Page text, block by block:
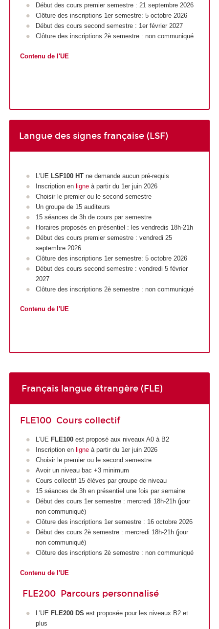
Début des cours premier semestre : 21 septembre 2026
Clôture des inscriptions 1er semestre: 5 octobre 2026
Début des cours second semestre : 1er février 2027
Clôture des inscriptions 2è semestre : non communiqué
Contenu de l'UE
Langue des signes française (LSF)
L'UE LSF100 HT ne demande aucun pré-requis
Inscription en ligne à partir du 1er juin 2026
Choisir le premier ou le second semestre
Un groupe de 15 auditeurs
15 séances de 3h de cours par semestre
Horaires proposés en présentiel : les vendredis 18h-21h
Début des cours premier semestre : vendredi 25
septembre 2026
Clôture des inscriptions 1er semestre: 5 octobre 2026
Début des cours second semestre : vendredi 5 février
2027
Clôture des inscriptions 2è semestre : non communiqué
Contenu de l'UE
Français langue étrangère (FLE)
FLE100 Cours collectif
L'UE FLE100 est proposé aux niveaux A0 à B2
Inscription en ligne à partir du 1er juin 2026
Choisir le premier ou le second semestre
Avoir un niveau bac +3 minimum
Cours collectif 15 élèves par groupe de niveau
15 séances de 3h en présentiel une fois par semaine
Début des cours 1er semestre : mercredi 18h-21h (jour
non communiqué)
Clôture des inscriptions 1er semestre : 16 octobre 2026
Début des cours 2è semestre : mercredi 18h-21h (jour
non communiqué)
Clôture des inscriptions 2è semestre : non communiqué
Contenu de l'UE
FLE200 Parcours personnalisé
L'UE FLE200 DS est proposée pour les niveaux B2 et
plus